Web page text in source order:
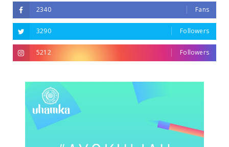
2340 Fans
3290 Followers
5212 Followers